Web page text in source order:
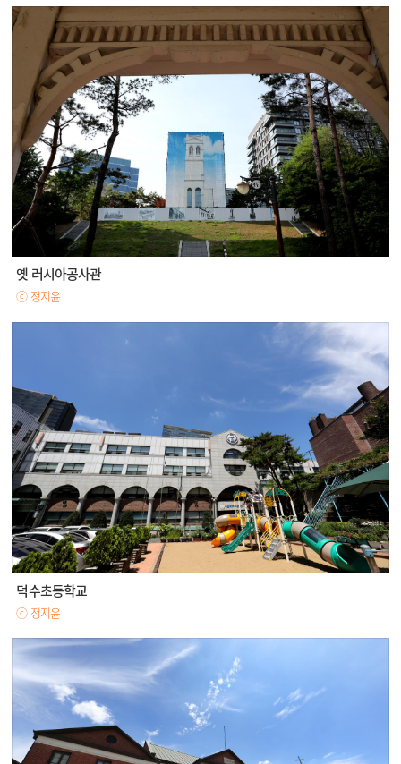
옛 러시아공사관
ⓒ 정지윤
덕수초등학교
ⓒ 정지윤